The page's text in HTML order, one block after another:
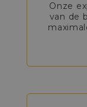
Onze
van de